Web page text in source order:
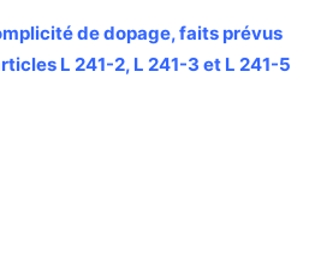
de dopage, faits prévus
L 241-2, L 241-3 et L 241-5